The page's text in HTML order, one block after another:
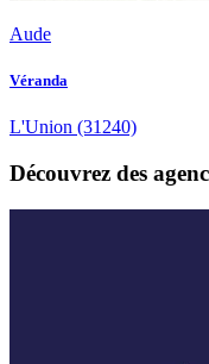
Aude
Véranda
L'Union (31240)
Découvrez des